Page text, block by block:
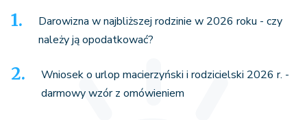
Darowizna w najbliższej rodzinie w 2026 roku - czy
należy ją opodatkować?
Wniosek o urlop macierzyński i rodzicielski 2026 r. -
darmowy wzór z omówieniem